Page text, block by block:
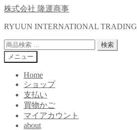
ナ
ゲ
ー
シ
ョ
コ
テ
ン
ツ
へ
株式会社 隆運商事
RYUUN INTERNATIONAL TRADING
検
索
対
検索
メニュー
Home
ショップ
支払い
買物かご
マイアカウント
about